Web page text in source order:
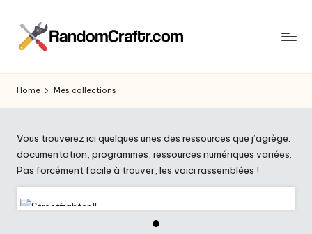
R
a
n
d
o
m
C
touche
Home Mes collections
Vous trouverez ici quelques unes des ressources que j’agrège:
documentation, programmes, ressources numériques variées.
Pas forcément facile à trouver, les voici rassemblées !